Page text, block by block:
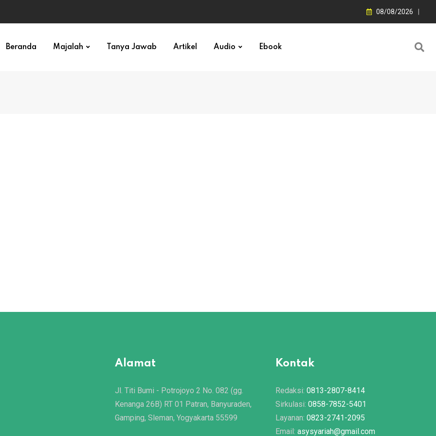
08/08/2026
Beranda Majalah Tanya Jawab Artikel Audio Ebook
Alamat
Jl. Titi Bumi - Potrojoyo 2 No. 082 (gg.
Kenanga 26B) RT 01 Patran, Banyuraden,
Gamping, Sleman, Yogyakarta 55599
Kontak
Redaksi: 0813-2807-8414
Sirkulasi: 0858-7852-5401
Layanan: 0823-2741-2095
Email: asysyariah@gmail.com